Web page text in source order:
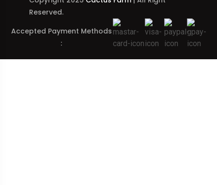
Reserved.
Accepted Payment Methods
: